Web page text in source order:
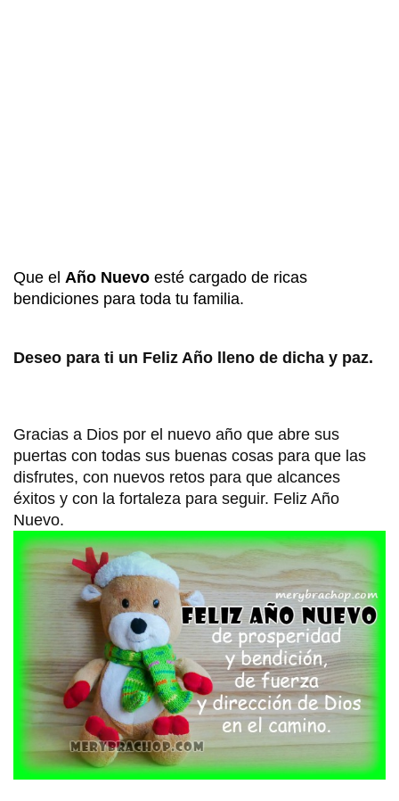
Que el Año Nuevo esté cargado de ricas
bendiciones para toda tu familia.
Deseo para ti un Feliz Año lleno de dicha y paz.
Gracias a Dios por el nuevo año que abre sus
puertas con todas sus buenas cosas para que las
disfrutes, con nuevos retos para que alcances
éxitos y con la fortaleza para seguir. Feliz Año
Nuevo.